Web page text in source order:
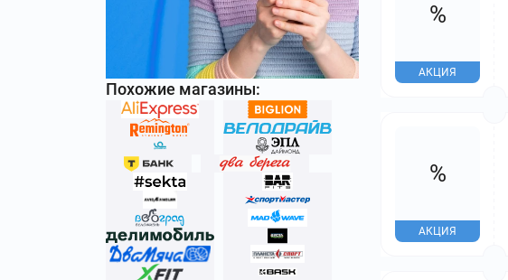
%
АКЦИЯ
%
АКЦИЯ
Похожие магазины: